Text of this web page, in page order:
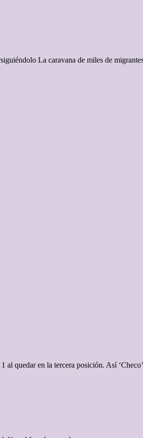
La caravana de miles de
quedar en la tercera posición. Así